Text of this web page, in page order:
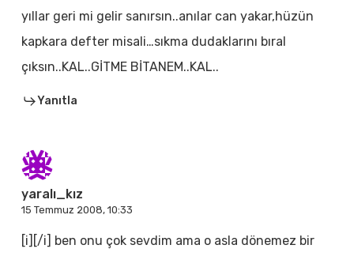
yıllar geri mi gelir sanırsın..anılar can yakar,hüzün
kapkara defter misali…sıkma dudaklarını bıral
çıksın..KAL..GİTME BİTANEM..KAL..
Yanıtla
yaralı_kız
15 Temmuz 2008, 10:33
[i][/i] ben onu çok sevdim ama o asla dönemez bir